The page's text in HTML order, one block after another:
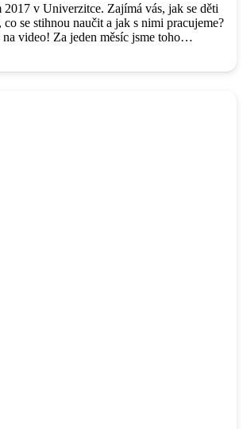
2017 v Univerzitce. Zajímá vás, jak se děti
se stihnou naučit a jak s nimi pracujeme?
na video! Za jeden měsíc jsme toho…